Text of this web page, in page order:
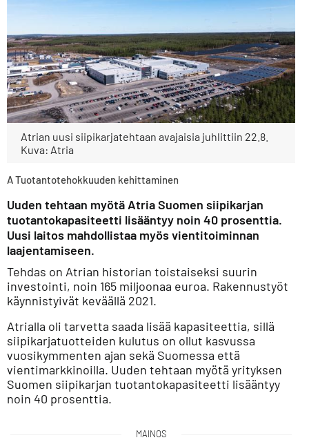
Atrian uusi siipikarjatehtaan avajaisia juhlittiin 22.8.
Kuva: Atria
A Tuotantotehokkuuden kehittaminen
Uuden tehtaan myötä Atria Suomen siipikarjan
tuotantokapasiteetti lisääntyy noin 40 prosenttia.
Uusi laitos mahdollistaa myös vientitoiminnan
laajentamiseen.
Tehdas on Atrian historian toistaiseksi suurin
investointi, noin 165 miljoonaa euroa. Rakennustyöt
käynnistyivät keväällä 2021.
Atrialla oli tarvetta saada lisää kapasiteettia, sillä
siipikarjatuotteiden kulutus on ollut kasvussa
vuosikymmenten ajan sekä Suomessa että
vientimarkkinoilla. Uuden tehtaan myötä yrityksen
Suomen siipikarjan tuotantokapasiteetti lisääntyy
noin 40 prosenttia.
MAINOS